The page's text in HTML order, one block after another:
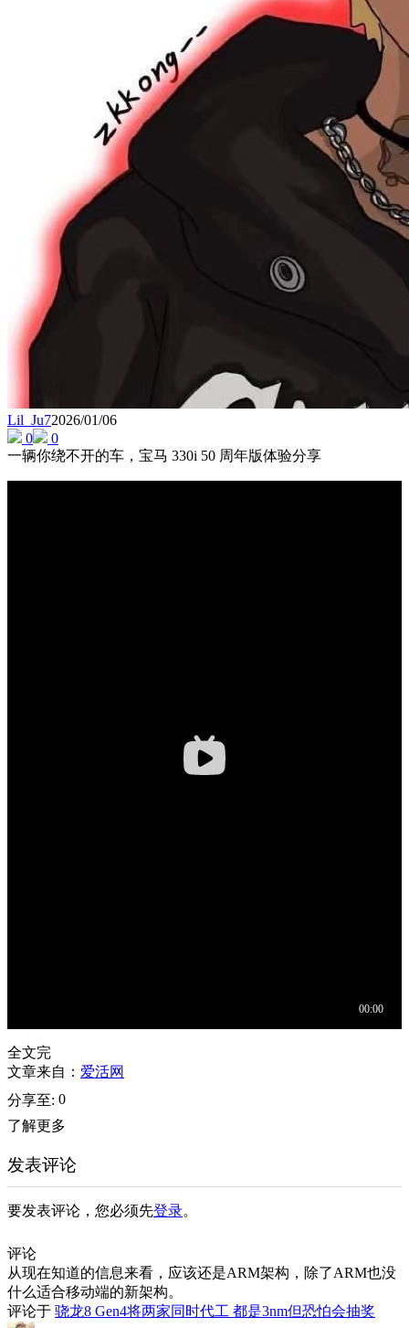
Lil_Ju72026/01/06
0
0
一辆你绕不开的车，宝马 330i 50 周年版体验分享
全文完
文章来自： 爱活网
分享至: 0
了解更多
发表评论
要发表评论，您必须先登录。
评论
从现在知道的信息来看，应该还是ARM架构，除了ARM也没
什么适合移动端的新架构。
评论于 骁龙8 Gen4将两家同时代工 都是3nm但恐怕会抽奖